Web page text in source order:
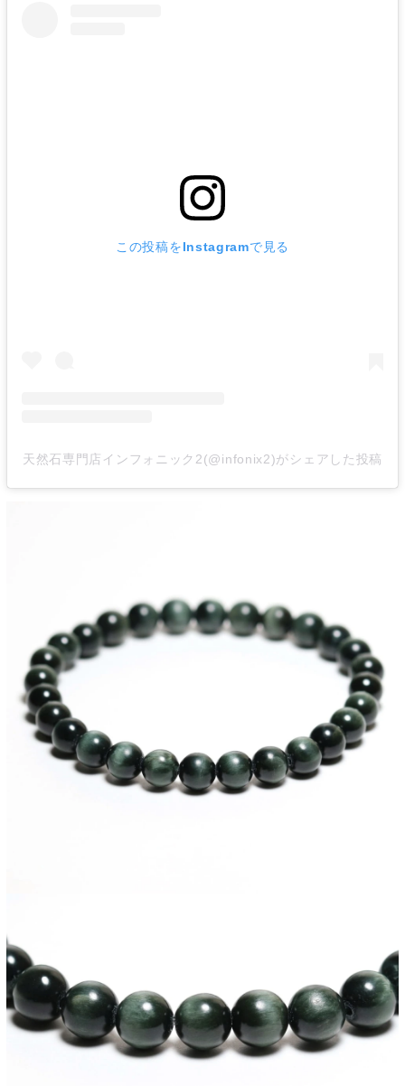
この投稿をInstagramで見る
天然石専門店インフォニック2(@infonix2)がシェアした投稿